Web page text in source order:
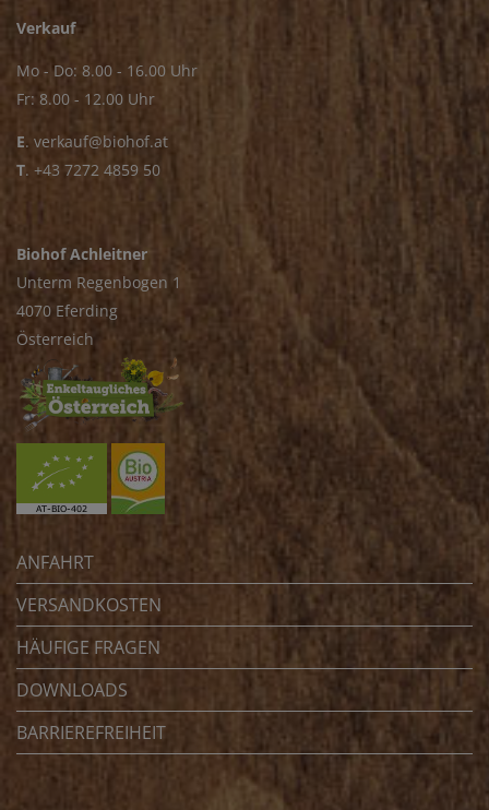
Verkauf
Mo - Do: 8.00 - 16.00 Uhr
Fr: 8.00 - 12.00 Uhr
E. verkauf@biohof.at
T. +43 7272 4859 50
Biohof Achleitner
Unterm Regenbogen 1
4070 Eferding
Österreich
ANFAHRT
VERSANDKOSTEN
HÄUFIGE FRAGEN
DOWNLOADS
BARRIEREFREIHEIT